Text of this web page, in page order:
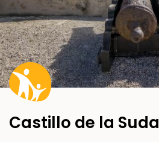
Castillo de la Suda